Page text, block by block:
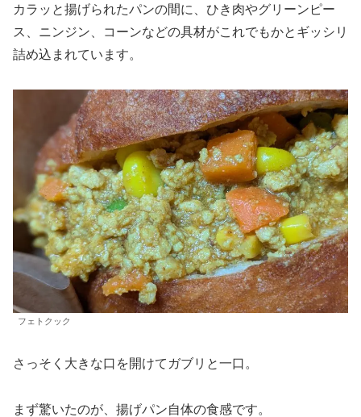
カラッと揚げられたパンの間に、ひき肉やグリーンピー
ス、ニンジン、コーンなどの具材がこれでもかとギッシリ
詰め込まれています。
フェトクック
さっそく大きな口を開けてガブリと一口。
まず驚いたのが、揚げパン自体の食感です。